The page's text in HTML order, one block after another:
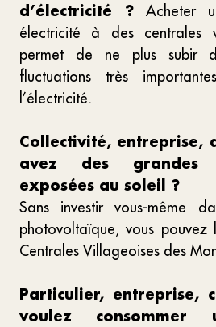
d’électricité
?Acheter
électricité à des centrales
permet de ne plus subir
fluctuations très
l’électricité.
Collectivité, entreprise,
avez des grandes
exposées au soleil ?
Sans investir vous-même
photovoltaïque, vous
Centrales Villageoises des
Particulier, entreprise,
voulez consommer